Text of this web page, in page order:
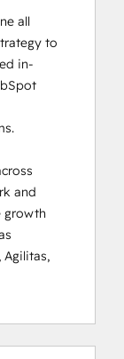
all
to
in-
and
growth
Agilitas,